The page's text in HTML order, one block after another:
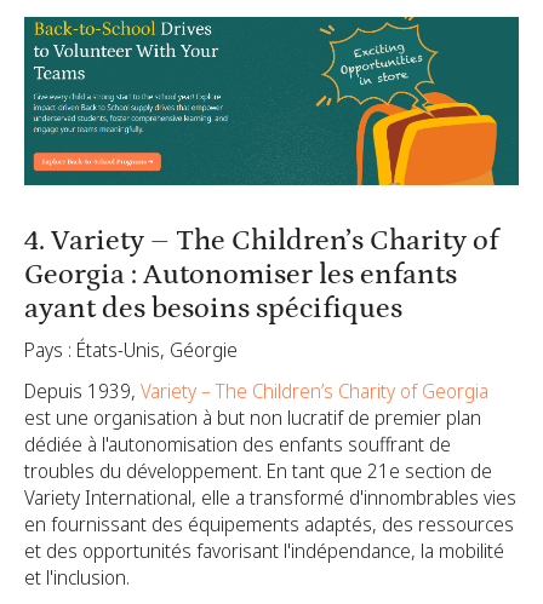
4. Variety – The Children’s Charity of
Georgia : Autonomiser les enfants
ayant des besoins spécifiques
Pays : États-Unis, Géorgie
Depuis 1939, Variety – The Children’s Charity of Georgia
est une organisation à but non lucratif de premier plan
dédiée à l'autonomisation des enfants souffrant de
troubles du développement. En tant que 21e section de
Variety International, elle a transformé d'innombrables vies
en fournissant des équipements adaptés, des ressources
et des opportunités favorisant l'indépendance, la mobilité
et l'inclusion.